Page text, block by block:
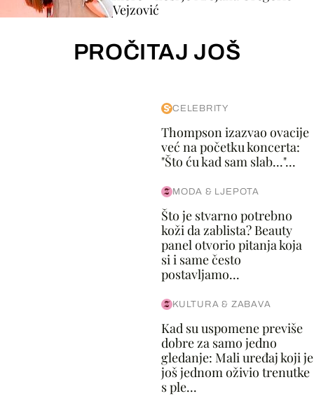
Vejzović
PROČITAJ JOŠ
CELEBRITY
Thompson izazvao ovacije
već na početku koncerta:
"Što ću kad sam slab..."...
MODA & LJEPOTA
Što je stvarno potrebno
koži da zablista? Beauty
panel otvorio pitanja koja
si i same često
postavljamo...
KULTURA & ZABAVA
Kad su uspomene previše
dobre za samo jedno
gledanje: Mali uređaj koji je
još jednom oživio trenutke
s ple...